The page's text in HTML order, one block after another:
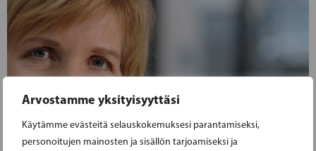
Arvostamme yksityisyyttäsi
Käytämme evästeitä selauskokemuksesi parantamiseksi,
personoitujen mainosten ja sisällön tarjoamiseksi ja